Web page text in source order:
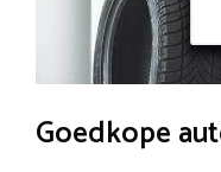
Goedkope